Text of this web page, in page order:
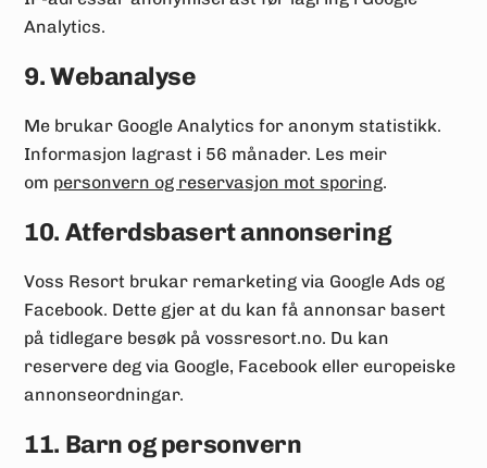
Analytics.
9. Webanalyse
Me brukar Google Analytics for anonym statistikk.
Informasjon lagrast i 56 månader. Les meir
om personvern og reservasjon mot sporing.
10. Atferdsbasert annonsering
Voss Resort brukar remarketing via Google Ads og
Facebook. Dette gjer at du kan få annonsar basert
på tidlegare besøk på vossresort.no. Du kan
reservere deg via Google, Facebook eller europeiske
annonseordningar.
11. Barn og personvern